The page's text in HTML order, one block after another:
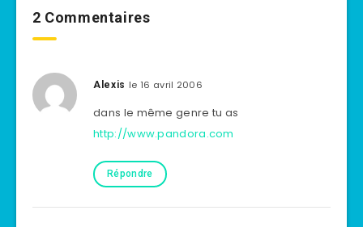
2 Commentaires
Alexis le 16 avril 2006
dans le même genre tu as
http://www.pandora.com
Répondre